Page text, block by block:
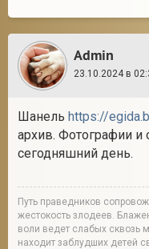
Admin
23.10.2024 в
Шанель https://
архив. Фотографии и
сегодняшний день.
Путь праведников
жестокость злодеев.
воли ведет слабых сквозь
находит заблудших детей